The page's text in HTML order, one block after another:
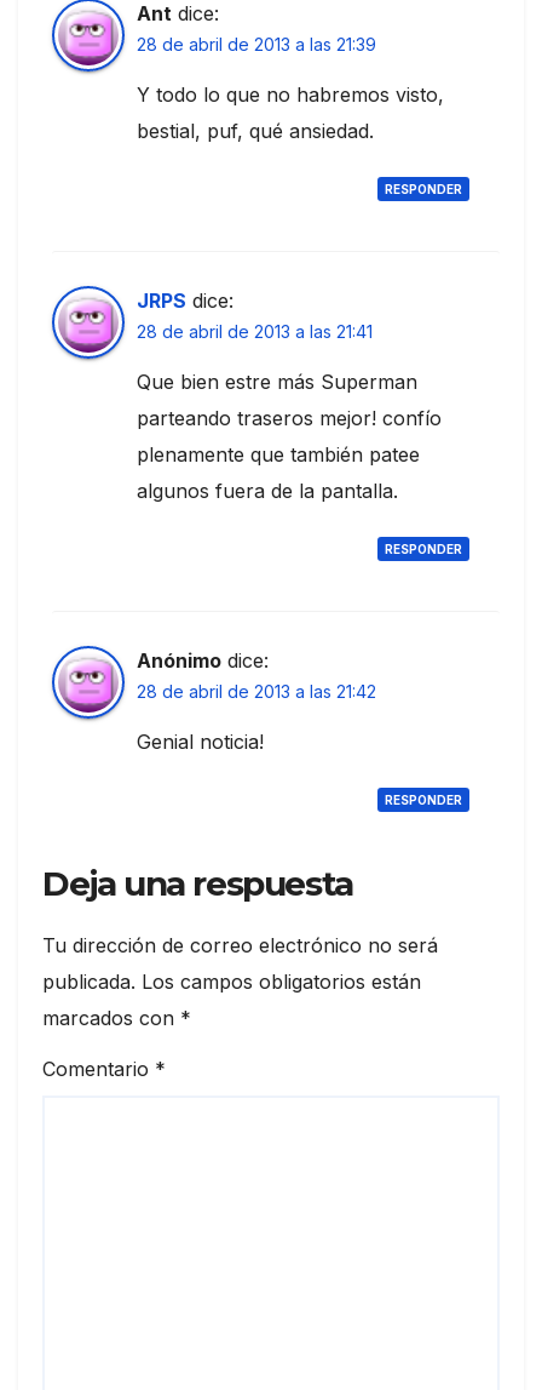
Ant dice:
28 de abril de 2013 a las 21:39
Y todo lo que no habremos visto,
bestial, puf, qué ansiedad.
RESPONDER
JRPS dice:
28 de abril de 2013 a las 21:41
Que bien estre más Superman
parteando traseros mejor! confío
plenamente que también patee
algunos fuera de la pantalla.
RESPONDER
Anónimo dice:
28 de abril de 2013 a las 21:42
Genial noticia!
RESPONDER
Deja una respuesta
Tu dirección de correo electrónico no será
publicada. Los campos obligatorios están
marcados con *
Comentario *